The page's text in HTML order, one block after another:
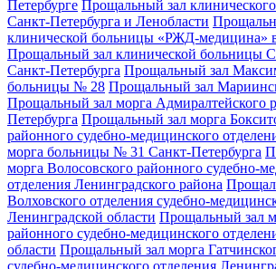
Петербурге Прощальный зал
Санкт-Петербурга и Ленобласти
клинической больницы «РЖД-медицина»
Прощальный зал клинической больницы
Санкт-Петербурга Прощальный зал
больницы № 28 Прощальный зал
Прощальный зал морга Адмиралтейского
Петербурга Прощальный зал морга
районного судебно-медицинского
морга больницы № 31 Санкт-Петербурга
морга Волосовского районного судебно-
отделения Ленинградского района
Волховского отделения судебно-
Ленинградской области Прощальный зал
районного судебно-медицинского
области Прощальный зал морга
судебно-медицинского отделения